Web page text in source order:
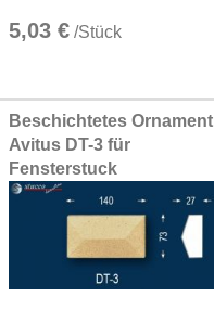
5,03 € /Stück
Beschichtetes Ornament
Avitus DT-3 für
Fensterstuck